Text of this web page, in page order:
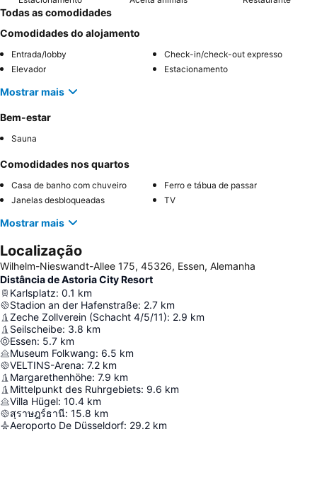
Todas as comodidades
Comodidades do alojamento
Entrada/lobby
Check-in/check-out expresso
Elevador
Estacionamento
Mostrar mais
Bem-estar
Sauna
Comodidades nos quartos
Casa de banho com chuveiro
Ferro e tábua de passar
Janelas desbloqueadas
TV
Mostrar mais
Localização
Wilhelm-Nieswandt-Allee 175, 45326, Essen, Alemanha
Distância de Astoria City Resort
Karlsplatz: 0.1 km
Stadion an der Hafenstraße: 2.7 km
Zeche Zollverein (Schacht 4/5/11): 2.9 km
Seilscheibe: 3.8 km
Essen: 5.7 km
Museum Folkwang: 6.5 km
VELTINS-Arena: 7.2 km
Margarethenhöhe: 7.9 km
Mittelpunkt des Ruhrgebiets: 9.6 km
Villa Hügel: 10.4 km
สุราษฎร์ธานี: 15.8 km
Aeroporto De Düsseldorf: 29.2 km